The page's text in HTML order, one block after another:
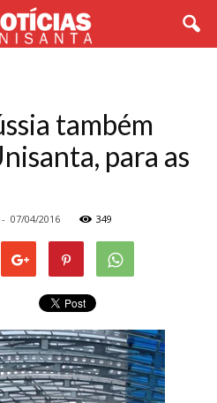
também
para as
- 07/04/2016 349